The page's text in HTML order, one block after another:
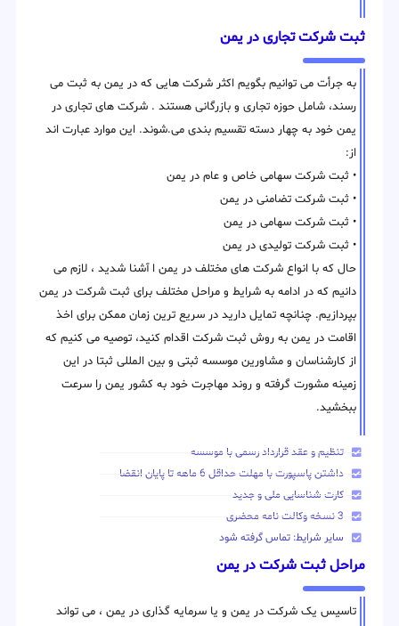
ثبت شرکت تجاری در یمن
به جرأت می توانیم بگویم اکثر شرکت هایی که در یمن به ثبت می
رسند، شامل حوزه تجاری و بازرگانی هستند . شرکت های تجاری در
یمن خود به چهار دسته تقسیم بندی می.شوند. این موارد عبارت اند
از:
• ثبت شرکت سهامی خاص و عام در یمن
• ثبت شرکت تضامنی در یمن
• ثبت شرکت سهامی در یمن
• ثبت شرکت تولیدی در یمن
حال که با انواع شرکت های مختلف در یمن ا آشنا شدید ، لازم می
دانیم که در ادامه به شرایط و مراحل مختلف برای ثبت شرکت در یمن
بپردازیم. چنانچه تمایل دارید در سریع ترین زمان ممکن برای اخذ
اقامت در یمن به روش ثبت شرکت اقدام کنید، توصیه می کنیم که
از کارشناسان و مشاورین موسسه ثبتی و بین المللی ثبتا در این
زمینه مشورت گرفته و روند مهاجرت خود به کشور یمن را سرعت
ببخشید.
تنظیم و عقد قرارداد رسمی با موسسه
داشتن پاسپورت با مهلت حداقل 6 ماهه تا پایان انقضا
کارت شناسایی ملی و جدید
3 نسخه وکالت نامه محضری
سایر شرایط: تماس گرفته شود
مراحل ثبت شرکت در یمن
تاسیس یک شرکت در یمن و یا سرمایه گذاری در یمن ، می تواند